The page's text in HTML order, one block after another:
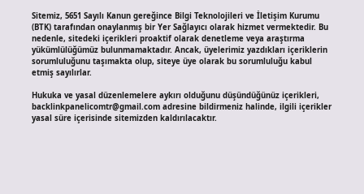
Sitemiz, 5651 Sayılı Kanun gereğince Bilgi Teknolojileri ve İletişim Kurumu
(BTK) tarafından onaylanmış bir Yer Sağlayıcı olarak hizmet vermektedir. Bu
nedenle, sitedeki içerikleri proaktif olarak denetleme veya araştırma
yükümlülüğümüz bulunmamaktadır. Ancak, üyelerimiz yazdıkları içeriklerin
sorumluluğunu taşımakta olup, siteye üye olarak bu sorumluluğu kabul
etmiş sayılırlar.
Hukuka ve yasal düzenlemelere aykırı olduğunu düşündüğünüz içerikleri,
backlinkpanelicomtr@gmail.comadresine bildirmeniz halinde, ilgili içerikler
yasal süre içerisinde sitemizden kaldırılacaktır.